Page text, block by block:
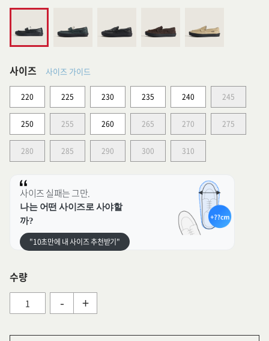
사이즈 사이즈 가이드
220 225 230 235 240 245
250 255 260 265 270 275
280 285 290 300 310
사이즈 실패는 그만.
나는 어떤 사이즈로 사야할
까?
"10초만에 내 사이즈 추천받기"
수량
- +